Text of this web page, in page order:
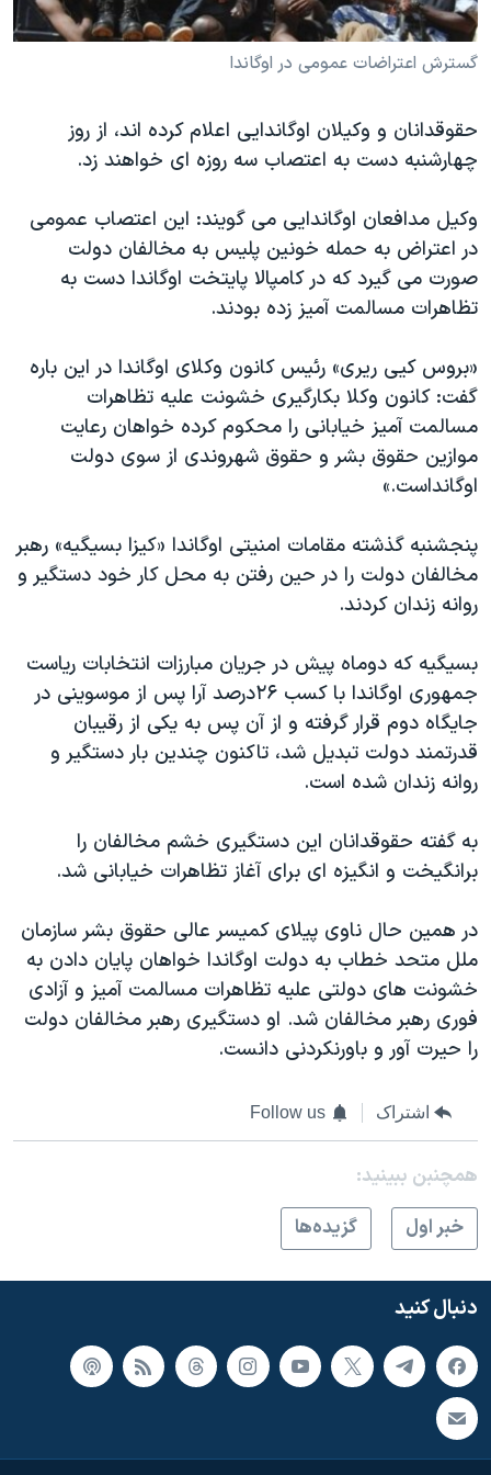
فرهنگ و زندگی
حقوق شهروندی
علم و فناوری
گالری عکس
آرشیو پخش زنده
مستندها
انتخابات ریاست جمهوری آمریکا ۲۰۲۴
رمز مهسا
اعتراضات زن، زندگی، آزادی
مجموعه مستندهای دادخواهی
تریبونال مردمی آبان ۹۸
چهل سال گروگان‌گیری
قانون شفافیت دارائی کادر رهبری ایران
اعتراضات مردمی آبان ۹۸
اسرائیل در جنگ
نرگس محمدی برنده جایزه نوبل صلح
همایش محافظه‌کاران آمریکا «سی‌پک»
صفحه‌های ویژه
سفر پرزیدنت ترامپ به چین
دنبال کنید
زبانهای مختلف
گسترش اعتراضات عمومی در اوگاندا
حقوقدانان و وکیلان اوگاندایی اعلام کرده اند، از روز
چهارشنبه دست به اعتصاب سه روزه ای خواهند زد.
وکیل مدافعان اوگاندایی می گویند: این اعتصاب عمومی
در اعتراض به حمله خونین پلیس به مخالفان دولت
صورت می گیرد که در کامپالا پایتخت اوگاندا دست به
تظاهرات مسالمت آمیز زده بودند.
«بروس کیی ریری» رئیس کانون وکلای اوگاندا در این باره
گفت: کانون وکلا بکارگیری خشونت علیه تظاهرات
مسالمت آمیز خیابانی را محکوم کرده خواهان رعایت
موازین حقوق بشر و حقوق شهروندی از سوی دولت
اوگانداست.»
پنجشنبه گذشته مقامات امنیتی اوگاندا «کیزا بسیگیه» رهبر
مخالفان دولت را در حین رفتن به محل کار خود دستگیر و
روانه زندان کردند.
بسیگیه که دوماه پیش در جریان مبارزات انتخابات ریاست
جمهوری اوگاندا با کسب ۲۶درصد آرا پس از موسوینی در
جایگاه دوم قرار گرفته و از آن پس به یکی از رقیبان
قدرتمند دولت تبدیل شد، تاکنون چندین بار دستگیر و
روانه زندان شده است.
به گفته حقوقدانان این دستگیری خشم مخالفان را
برانگیخت و انگیزه ای برای آغاز تظاهرات خیابانی شد.
در همین حال ناوی پیلای کمیسر عالی حقوق بشر سازمان
ملل متحد خطاب به دولت اوگاندا خواهان پایان دادن به
خشونت های دولتی علیه تظاهرات مسالمت آمیز و آزادی
فوری رهبر مخالفان شد. او دستگیری رهبر مخالفان دولت
را حیرت آور و باورنکردنی دانست.
اشتراک Follow us
همچنبن ببینید:
خبر اول
گزيده‌ها
دنبال کنید